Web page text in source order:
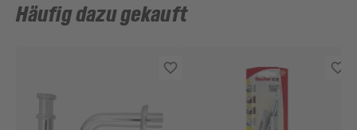
Häufig dazu gekauft